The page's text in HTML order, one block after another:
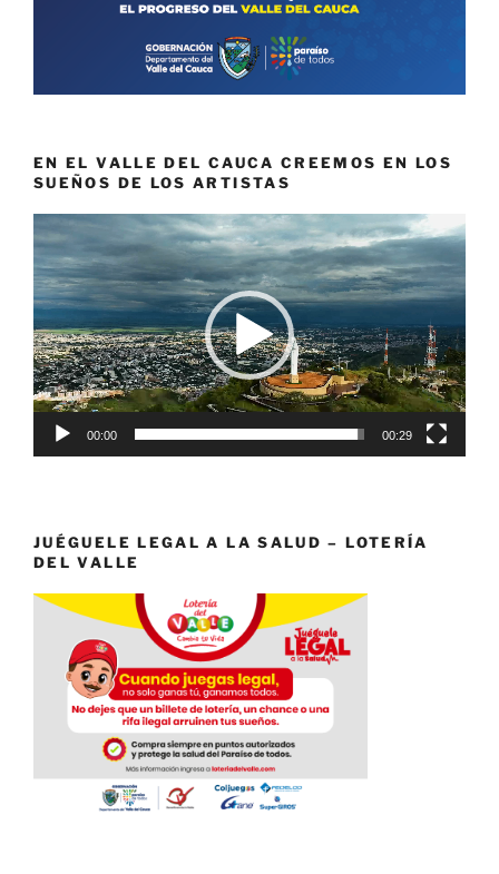
EN EL VALLE DEL CAUCA CREEMOS EN LOS
SUEÑOS DE LOS ARTISTAS
Reproductor
de
vídeo
00:00 00:29
JUÉGUELE LEGAL A LA SALUD – LOTERÍA
DEL VALLE